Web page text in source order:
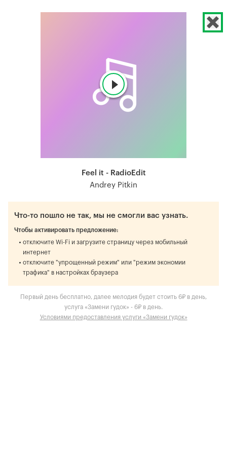
Feel it - RadioEdit
Andrey Pitkin
Что-то пошло не так, мы не смогли вас узнать.
Чтобы активировать предложение:
отключите Wi-Fi и загрузите страницу через мобильный
интернет
отключите "упрощенный режим" или "режим экономии
трафика" в настройках браузера
Первый день бесплатно, далее мелодия будет стоить 6₽ в день,
услуга «Замени гудок» - 6₽ в день.
Условиями предоставления услуги «Замени гудок»